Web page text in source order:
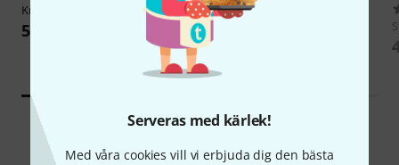
Serveras med kärlek!
Med våra cookies vill vi erbjuda dig den bästa
Kramer
5 099 kr the sssnake
8,80 kr